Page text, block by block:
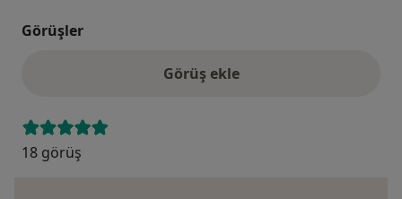
Görüşler
Görüş ekle
18 görüş